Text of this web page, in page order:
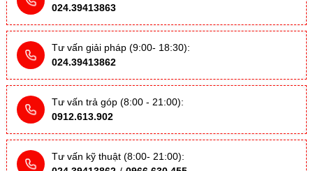
024.39413863
Tư vấn giải pháp (9:00- 18:30):
024.39413862
Tư vấn trả góp (8:00 - 21:00):
0912.613.902
Tư vấn kỹ thuật (8:00- 21:00):